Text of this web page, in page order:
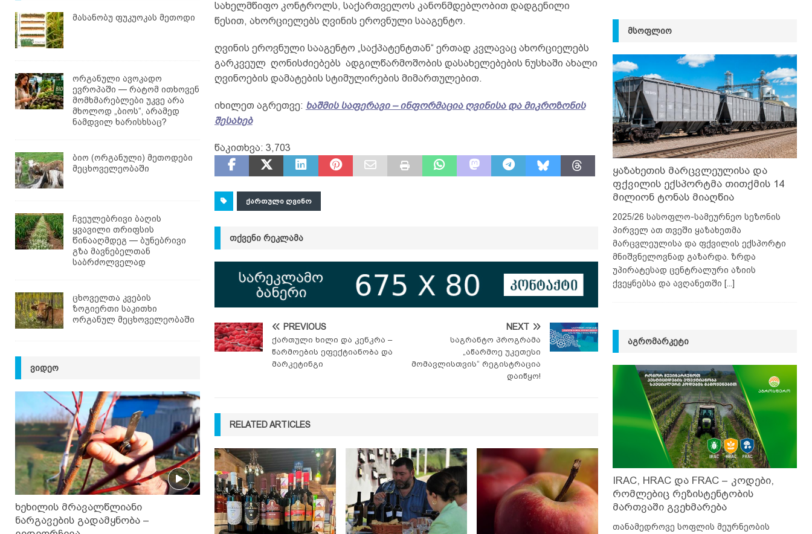
სახელმწიფო კონტროლს, საქართველოს კანონმდებლობით დადგენილი
წესით, ახორციელებს ღვინის ეროვნული სააგენტო.
ღვინის ეროვნული სააგენტო „საქპატენტთან“ ერთად კვლავაც ახორციელებს
გარკვეულ ღონისძიებებს ადგილწარმოშობის დასახელებების ნუსხაში ახალი
ღვინოების დამატების სტიმულირების მიმართულებით.
იხილეთ აგრეთვე: ხაშმის საფერავი – ინფორმაცია ღვინისა და მიკროზონის
შესახებ
წაკითხვა: 3,703
ᲥᲐᲠᲗᲣᲚᲘ ᲦᲕᲘᲜᲝ
ᲗᲥᲕᲔᲜᲘ ᲠᲔᲙᲚᲐᲛᲐ
PREVIOUS
ქართული ხილი და კენკრა –
წარმოების ეფექტიანობა და
მარკეტინგი
NEXT
საგრანტო პროგრამა
„აწარმოე უკეთესი
მომავლისთვის“ რეგისტრაცია
დაიწყო!
RELATED ARTICLES
მასანობუ ფუკუოკას მეთოდი
ორგანული ავოკადო
ევროპაში — რატომ ითხოვენ
მომხმარებლები უკვე არა
მხოლოდ „ბიოს“, არამედ
ნამდვილ ხარისხსაც?
ბიო (ორგანული) მეთოდები
მეცხოველეობაში
ჩვეულებრივი ბაღის
ყვავილი თრიფსის
წინააღმდეგ — ბუნებრივი
გზა მავნებელთან
საბრძოლველად
ცხოველთა კვების
ზოგიერთი საკითხი
ორგანულ მეცხოველეობაში
ᲕᲘᲓᲔᲝ
ხეხილის მრავალწლიანი
ნარგავების გადამყნობა –
ᲛᲡᲝᲤᲚᲘᲝ
ყაზახეთის მარცვლეულისა და
ფქვილის ექსპორტმა თითქმის 14
მილიონ ტონას მიაღწია
2025/26 სასოფლო-სამეურნეო სეზონის
პირველ ათ თვეში ყაზახეთმა
მარცვლეულისა და ფქვილის ექსპორტი
მნიშვნელოვნად გაზარდა. ზრდა
უპირატესად ცენტრალური აზიის
ქვეყნებსა და ავღანეთში [...]
ᲐᲒᲠᲝᲛᲐᲠᲙᲔᲢᲘ
IRAC, HRAC და FRAC – კოდები,
რომლებიც რეზისტენტობის
მართვაში გვეხმარება
თანამედროვე სოფლის მეურნეობის